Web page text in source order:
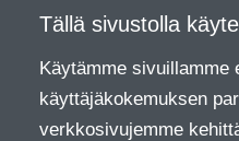
Tällä sivustolla
Käytämme sivuillamme
käyttäjäkokemuksen
verkkosivujemme